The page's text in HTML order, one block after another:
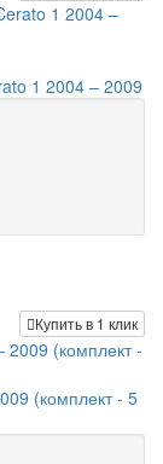
1 2004 – 2009
Купить в 1 клик
(комплект - 5